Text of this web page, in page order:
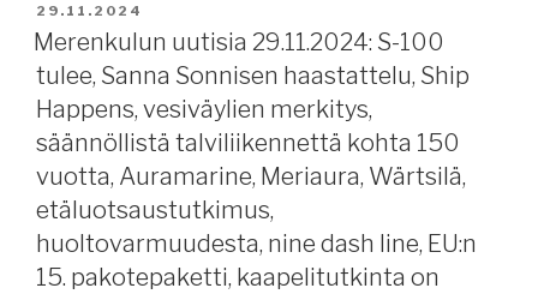
JULKAISTU
29.11.2024
Merenkulun uutisia 29.11.2024: S-100
tulee, Sanna Sonnisen haastattelu, Ship
Happens, vesiväylien merkitys,
säännöllistä talviliikennettä kohta 150
vuotta, Auramarine, Meriaura, Wärtsilä,
etäluotsaustutkimus,
huoltovarmuudesta, nine dash line, EU:n
15. pakotepaketti, kaapelitutkinta on